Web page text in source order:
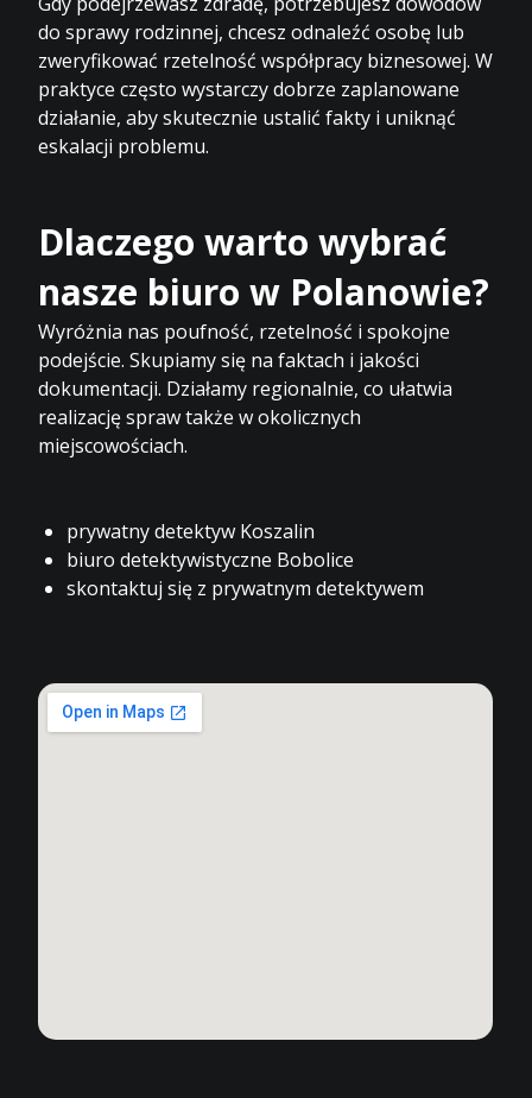
do sprawy rodzinnej, chcesz odnaleźć osobę lub
zweryfikować rzetelność współpracy biznesowej. W
praktyce często wystarczy dobrze zaplanowane
działanie, aby skutecznie ustalić fakty i uniknąć
eskalacji problemu.
Dlaczego warto wybrać
nasze biuro w Polanowie?
Wyróżnia nas poufność, rzetelność i spokojne
podejście. Skupiamy się na faktach i jakości
dokumentacji. Działamy regionalnie, co ułatwia
realizację spraw także w okolicznych
miejscowościach.
prywatny detektyw Koszalin
biuro detektywistyczne Bobolice
skontaktuj się z prywatnym detektywem